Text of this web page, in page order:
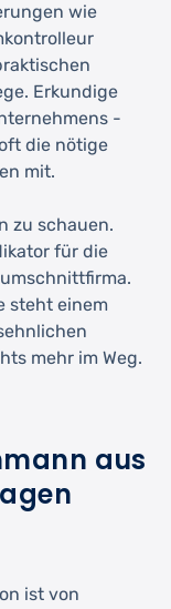
wie
Erkundige
-
die nötige
mit.
zu schauen.
für die
steht einem
mehr im Weg.
aus
ist von